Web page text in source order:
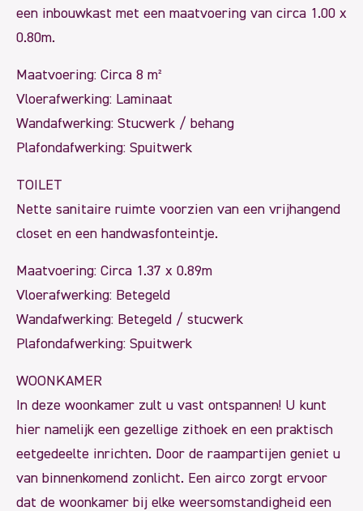
een inbouwkast met een maatvoering van circa 1.00 x
0.80m.
Maatvoering: Circa 8 m²
Vloerafwerking: Laminaat
Wandafwerking: Stucwerk / behang
Plafondafwerking: Spuitwerk
TOILET
Nette sanitaire ruimte voorzien van een vrijhangend
closet en een handwasfonteintje.
Maatvoering: Circa 1.37 x 0.89m
Vloerafwerking: Betegeld
Wandafwerking: Betegeld / stucwerk
Plafondafwerking: Spuitwerk
WOONKAMER
In deze woonkamer zult u vast ontspannen! U kunt
hier namelijk een gezellige zithoek en een praktisch
eetgedeelte inrichten. Door de raampartijen geniet u
van binnenkomend zonlicht. Een airco zorgt ervoor
dat de woonkamer bij elke weersomstandigheid een